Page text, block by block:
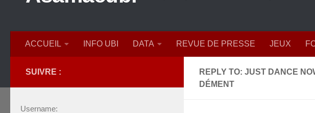
ACCUEIL INFO UBI DATA REVUE DE PRESSE JEUX
REPLY TO: JUST DANCE
DÉMENT
SUIVRE :
Username: